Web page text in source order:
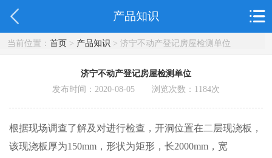
产品知识
当前位置： 首页> 产品知识 > 济宁不动产登记房屋检测单位
济宁不动产登记房屋检测单位
发布时间：2020-08-05 浏览次数： 1184次
根据现场调查了解及对进行检查，开洞位置在二层现浇板，
该现浇板厚为150mm，形状为矩形，长2000mm，宽